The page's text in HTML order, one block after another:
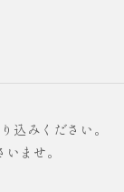
込みください。
ませ。